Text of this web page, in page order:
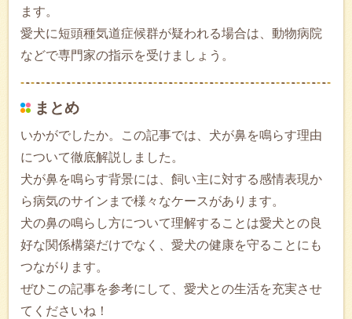
ます。
愛犬に短頭種気道症候群が疑われる場合は、動物病院
などで専門家の指示を受けましょう。
まとめ
いかがでしたか。この記事では、犬が鼻を鳴らす理由
について徹底解説しました。
犬が鼻を鳴らす背景には、飼い主に対する感情表現か
ら病気のサインまで様々なケースがあります。
犬の鼻の鳴らし方について理解することは愛犬との良
好な関係構築だけでなく、愛犬の健康を守ることにも
つながります。
ぜひこの記事を参考にして、愛犬との生活を充実させ
てくださいね！